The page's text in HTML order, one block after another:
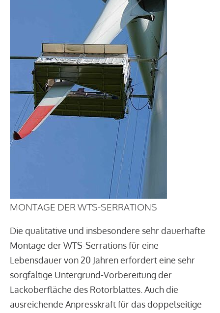
MONTAGE DER WTS-SERRATIONS
Die qualitative und insbesondere sehr dauerhafte
Montage der WTS-Serrations für eine
Lebensdauer von 20 Jahren erfordert eine sehr
sorgfältige Untergrund-Vorbereitung der
Lackoberfläche des Rotorblattes. Auch die
ausreichende Anpresskraft für das doppelseitige